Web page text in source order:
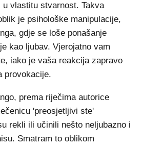
vlastitu stvarnost. Takva
je psihološke manipulacije,
gdje se loše ponašanje
kao ljubav. Vjerojatno vam
iako je vaša reakcija zapravo
provokacije.
prema riječima autorice
'preosjetljivi ste'
rekli ili učinili nešto neljubazno i
Smatram to oblikom